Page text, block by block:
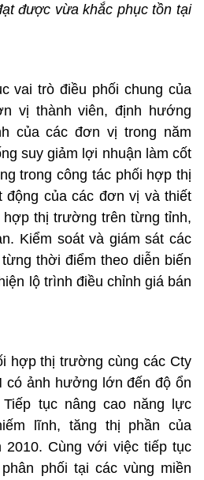
được vừa khắc phục tồn tại
vai trò điều phối chung của
vị thành viên, định hướng
của các đơn vị trong năm
suy giảm lợi nhuận làm cốt
trong công tác phối hợp thị
động của các đơn vị và thiết
thị trường trên từng tỉnh,
Kiểm soát và giám sát các
thời điểm theo diễn biến
lộ trình điều chỉnh giá bán
hợp thị trường cùng các Cty
có ảnh hưởng lớn đến độ ổn
tục nâng cao năng lực
lĩnh, tăng thị phần của
2010. Cùng với việc tiếp tục
phối tại các vùng miền